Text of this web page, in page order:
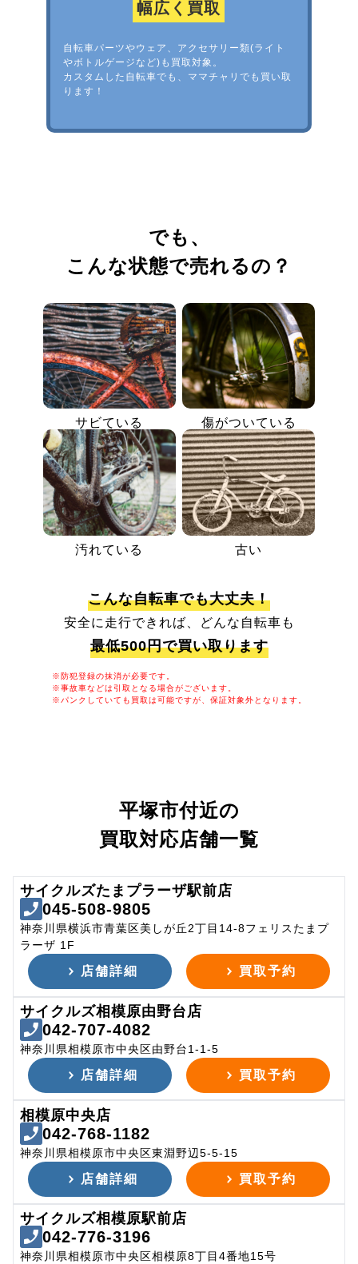
幅広く買取
自転車パーツやウェア、アクセサリー類(ライト
やボトルゲージなど)も買取対象。
カスタムした自転車でも、ママチャリでも買い取
ります！
でも、
こんな状態で売れるの？
サビている 傷がついている
汚れている 古い
こんな自転車でも大丈夫！
安全に走行できれば、どんな自転車も
最低500円で買い取ります
※防犯登録の抹消が必要です。
※事故車などは引取となる場合がございます。
※パンクしていても買取は可能ですが、保証対象外となります。
平塚市付近の
買取対応店舗一覧
サイクルズたまプラーザ駅前店
045-508-9805
神奈川県横浜市青葉区美しが丘2丁目14-8フェリスたまプ
ラーザ 1F
店舗詳細 買取予約
サイクルズ相模原由野台店
042-707-4082
神奈川県相模原市中央区由野台1-1-5
店舗詳細 買取予約
相模原中央店
042-768-1182
神奈川県相模原市中央区東淵野辺5-5-15
店舗詳細 買取予約
サイクルズ相模原駅前店
042-776-3196
神奈川県相模原市中央区相模原8丁目4番地15号